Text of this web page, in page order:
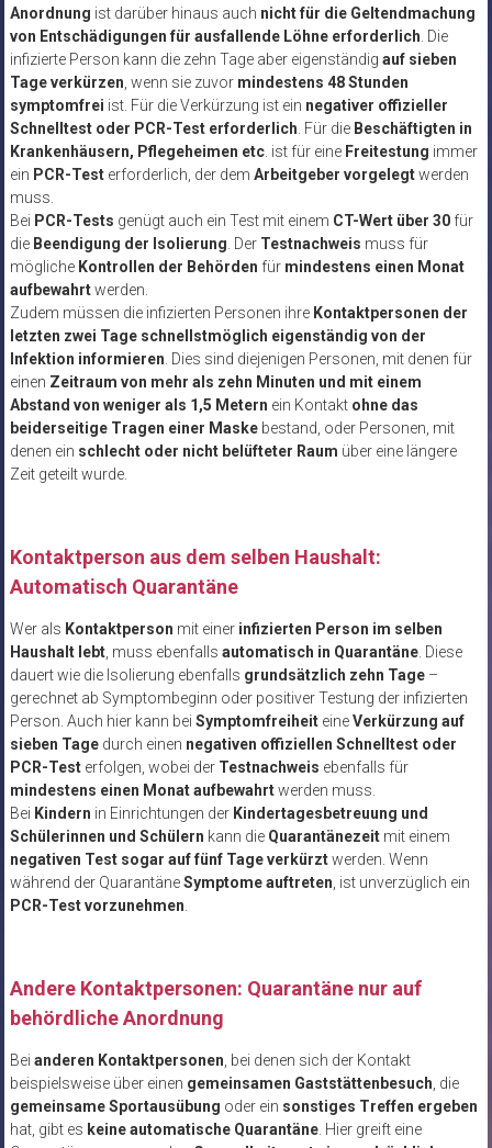
Anordnung ist darüber hinaus auch nicht für die Geltendmachung
von Entschädigungen für ausfallende Löhne erforderlich . Die
infizierte Person kann die zehn Tage aber eigenständig auf sieben
Tage verkürzen , wenn sie zuvor mindestens 48 Stunden
symptomfrei ist. Für die Verkürzung ist ein negativer offizieller
Schnelltest oder PCR-Test erforderlich . Für die Beschäftigten in
Krankenhäusern, Pflegeheimen etc. ist für eine Freitestung immer
ein PCR-Testerforderlich, der dem Arbeitgeber vorgelegtwerden
muss.
Bei PCR-Tests genügt auch ein Test mit einem CT-Wert über 30für
die Beendigung der Isolierung . Der Testnachweis muss für
mögliche Kontrollen der Behörden für mindestens einen Monat
aufbewahrtwerden.
Zudem müssen die infizierten Personen ihre Kontaktpersonen der
letzten zwei Tage schnellstmöglich eigenständig von der
Infektion informieren . Dies sind diejenigen Personen, mit denen für
einen Zeitraum von mehr als zehn Minuten und mit einem
Abstand von weniger als 1,5 Metern ein Kontakt ohne das
beiderseitige Tragen einer Maskebestand, oder Personen, mit
denen ein schlecht oder nicht belüfteter Raum über eine längere
Zeit geteilt wurde.
Kontaktperson aus dem selben Haushalt:
Automatisch Quarantäne
Wer als Kontaktperson mit einer infizierten Person im selben
Haushalt lebt, muss ebenfalls automatisch in Quarantäne. Diese
dauert wie die Isolierung ebenfalls grundsätzlich zehn Tage–
gerechnet ab Symptombeginn oder positiver Testung der infizierten
Person. Auch hier kann bei SymptomfreiheiteineVerkürzung auf
sieben Tagedurch einen negativen offiziellen Schnelltest oder
PCR-Testerfolgen, wobei der Testnachweis ebenfalls für
mindestens einen Monat aufbewahrtwerden muss.
Bei Kindern in Einrichtungen der Kindertagesbetreuung und
Schülerinnen und Schülern kann die Quarantänezeitmit einem
negativen Test sogar auf fünf Tage verkürztwerden. Wenn
während der QuarantäneSymptome auftreten , ist unverzüglich ein
PCR-Test vorzunehmen
Andere Kontaktpersonen: Quarantäne nur auf
behördliche Anordnung
Bei anderen Kontaktpersonen , bei denen sich der Kontakt
beispielsweise über einen gemeinsamen Gaststättenbesuch , die
gemeinsame Sportausübung oder ein sonstiges Treffen ergeben
hat, gibt es keine automatische Quarantäne. Hier greift eine